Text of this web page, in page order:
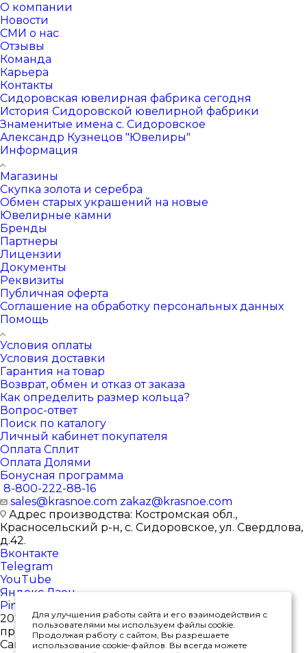
О компании
Новости
СМИ о нас
Отзывы
Команда
Карьера
Контакты
Сидоровская ювелирная фабрика сегодня
История Сидоровской ювелирной фабрики
Знаменитые имена с. Сидоровское
Александр Кузнецов "Ювелиры"
Информация
Магазины
Скупка золота и серебра
Обмен старых украшений на новые
Ювелирные камни
Бренды
Партнеры
Лицензии
Документы
Реквизиты
Публичная оферта
Соглашение на обработку персональных данных
Помощь
Условия оплаты
Условия доставки
Гарантия на товар
Возврат, обмен и отказ от заказа
Как определить размер кольца?
Вопрос-ответ
Поиск по каталогу
Личный кабинет покупателя
Оплата Сплит
Оплата Долями
Бонусная программа
8-800-222-88-16
sales@krasnoe.com zakaz@krasnoe.com
Адрес производства: Костромская обл.,
Красносельский р-н, с. Сидоровское, ул. Свердлова,
д.42.
Вконтакте
Telegram
YouTube
Яндекс.Дзен
Pinterest
2026 © Интернет-магазин ювелирных изделий от
производителя
Сайт носит исключительно информационный
Для улучшения работы сайта и его взаимодействия с
пользователями мы используем файлы cookie.
Продолжая работу с сайтом, Вы разрешаете
использование cookie-файлов. Вы всегда можете